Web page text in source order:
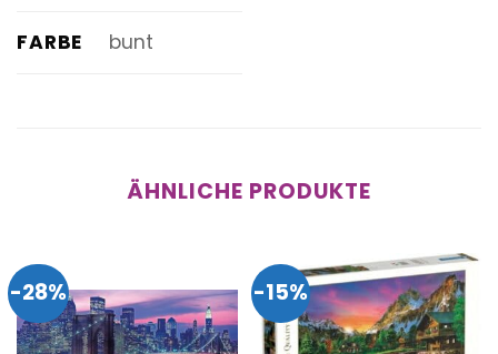
FARBE bunt
ÄHNLICHE PRODUKTE
-28% -15%